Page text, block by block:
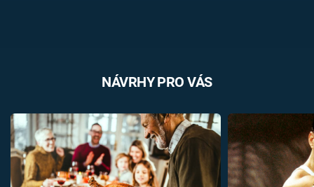
NÁVRHY PRO VÁS